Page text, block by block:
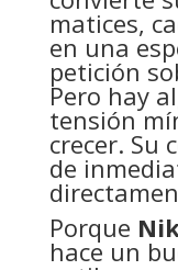
matices,
en una
petición
Pero hay
tensión
crecer. Su
de
Porque
hace un